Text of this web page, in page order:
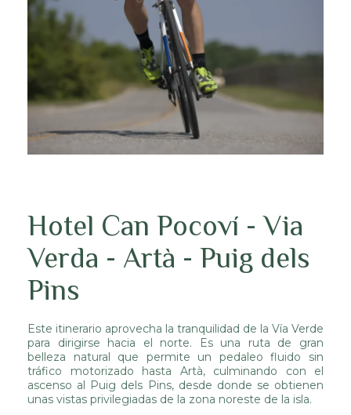
Hotel Can Pocoví - Via
Verda - Artà - Puig dels
Pins
Este itinerario aprovecha la tranquilidad de la Vía Verde
para dirigirse hacia el norte. Es una ruta de gran
belleza natural que permite un pedaleo fluido sin
tráfico motorizado hasta Artà, culminando con el
ascenso al Puig dels Pins, desde donde se obtienen
unas vistas privilegiadas de la zona noreste de la isla.